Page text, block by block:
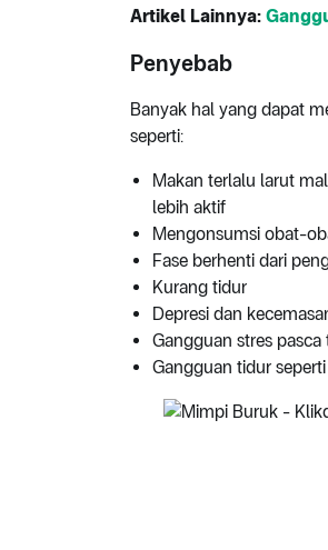
Artikel Lainnya:
Penyebab
Banyak hal yang dapat
seperti:
Makan terlalu larut
lebih aktif
Mengonsumsi obat-
Fase berhenti dari
Kurang tidur
Depresi dan
Gangguan stres pasca
Gangguan tidur seperti